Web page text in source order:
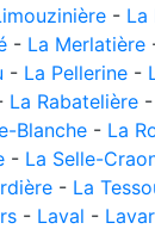
- La
- La Merlatière
- La Pellerine -
La Rabatelière -
Blanche - La
- La Selle-
- La
- Laval -